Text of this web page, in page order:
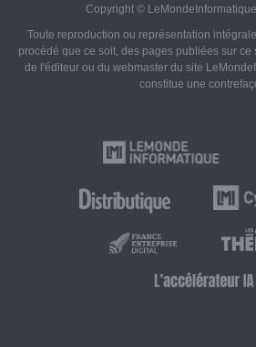
Copyright ©
Toute reproduction ou représentation
procédé que ce soit, des pages publiées sur ce
de l'éditeur ou du webmaster du site
constitue une